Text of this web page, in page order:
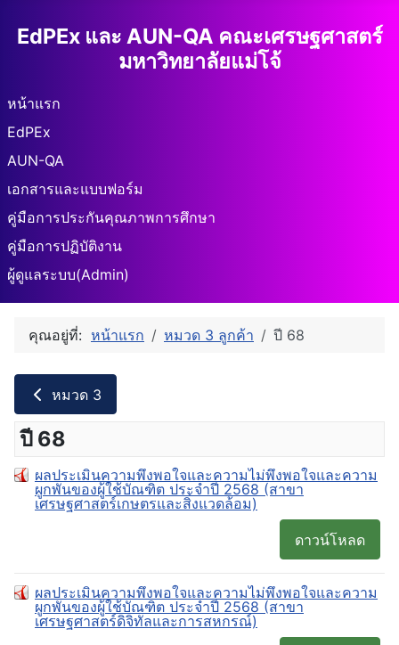
EdPEx และ AUN-QA คณะเศรษฐศาสตร์
มหาวิทยาลัยแม่โจ้
หน้าแรก
EdPEx
AUN-QA
เอกสารและแบบฟอร์ม
คู่มือการประกันคุณภาพการศึกษา
คู่มือการปฏิบัติงาน
ผู้ดูแลระบบ(Admin)
คุณอยู่ที่: หน้าแรก หมวด 3 ลูกค้า ปี 68
หมวด 3
ปี 68
ผลประเมินความพึงพอใจและความไม่พึงพอใจและความ
ผูกพันของผู้ใช้บัณฑิต ประจำปี 2568 (สาขา
เศรษฐศาสตร์เกษตรและสิ่งแวดล้อม)
ดาวน์โหลด
ผลประเมินความพึงพอใจและความไม่พึงพอใจและความ
ผูกพันของผู้ใช้บัณฑิต ประจำปี 2568 (สาขา
เศรษฐศาสตร์ดิจิทัลและการสหกรณ์)